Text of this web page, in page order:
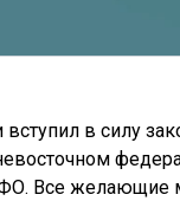
вступил в силу
Все желающие